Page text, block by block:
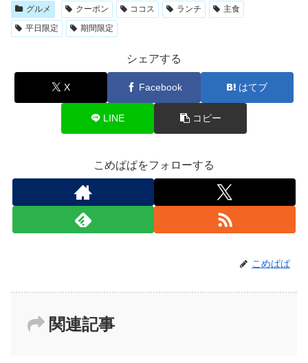
グルメ クーポン ココス ランチ
主食
平日限定
期間限定
シェアする
X Facebook はてブ
LINE コピー
こめぱぱをフォローする
こめぱぱ
関連記事